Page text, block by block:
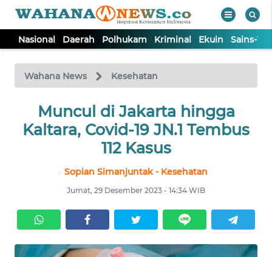
Nasional Daerah Polhukam Kriminal Ekuin Sains-
Wahana News Kesehatan
Muncul di Jakarta hingga
Kaltara, Covid-19 JN.1 Tembus
112 Kasus
Sopian Simanjuntak - Kesehatan
Jumat, 29 Desember 2023 - 14:34 WIB
TV
Tutup
NASIONAL
POLHUKAM
KRIMINAL
EKUIN